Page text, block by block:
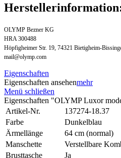
OLYMP Bezner KG
HRA 300488
Höpfigheimer Str. 19, 74321 Bietigheim-
mail@olymp.com
Eigenschaften
Eigenschaften ansehenmehr
Menü schließen
Eigenschaften "OLYMP Luxor
Artikel-Nr.
137274-18.37
Farbe
Dunkelblau
Ärmellänge
64 cm (normal)
Manschette
Verstellbare
Brusttasche
Ja